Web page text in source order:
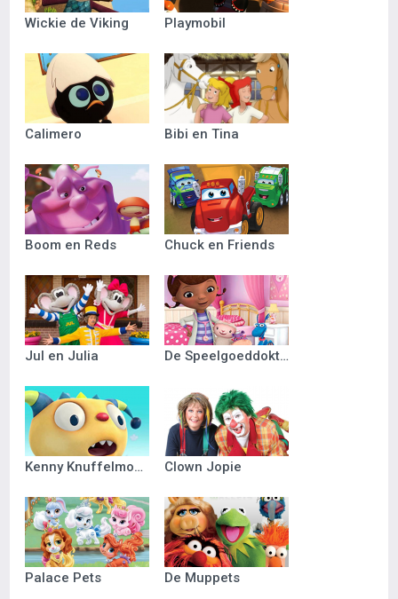
Wickie de Viking Playmobil
Calimero Bibi en Tina
Boom en Reds Chuck en Friends
Jul en Julia De Speelgoeddokter
Kenny Knuffelmonster Clown Jopie
Palace Pets De Muppets